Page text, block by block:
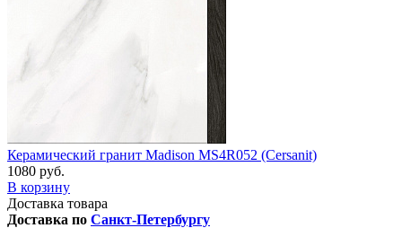
Керамический гранит Madison MS4R052 (Cersanit)
1080 руб.
В корзину
Доставка товара
Доставка по Санкт-Петербургу